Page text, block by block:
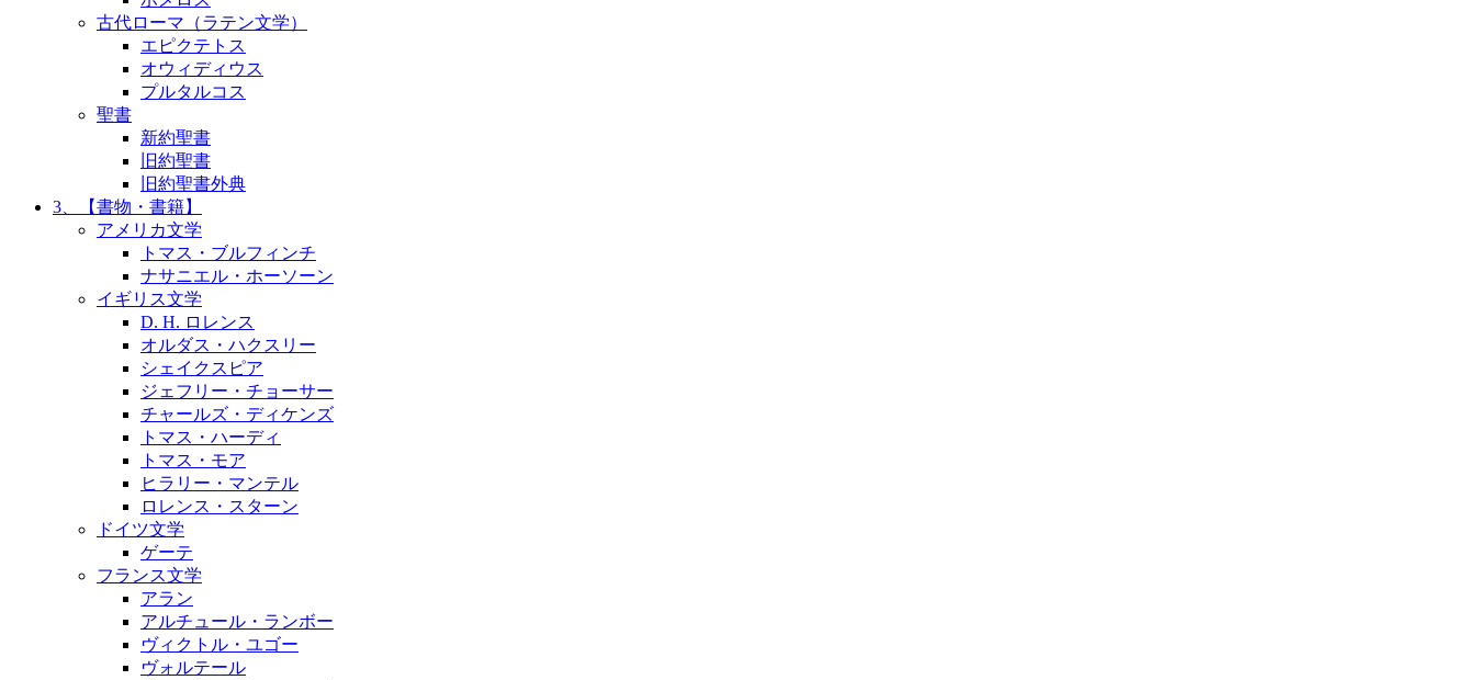
古代ローマ（ラテン文学）
エピクテトス
オウィディウス
プルタルコス
聖書
新約聖書
旧約聖書
旧約聖書外典
3、【書物・書籍】
アメリカ文学
トマス・ブルフィンチ
ナサニエル・ホーソーン
イギリス文学
D. H. ロレンス
オルダス・ハクスリー
シェイクスピア
ジェフリー・チョーサー
チャールズ・ディケンズ
トマス・ハーディ
トマス・モア
ヒラリー・マンテル
ロレンス・スターン
ドイツ文学
ゲーテ
フランス文学
アラン
アルチュール・ランボー
ヴィクトル・ユゴー
ヴォルテール